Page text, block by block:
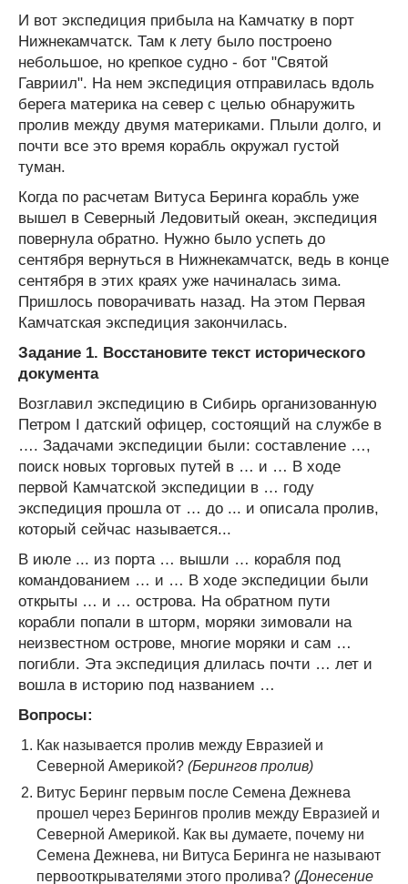
И вот экспедиция прибыла на Камчатку в порт
Нижнекамчатск. Там к лету было построено
небольшое, но крепкое судно - бот "Святой
Гавриил". На нем экспедиция отправилась вдоль
берега материка на север с целью обнаружить
пролив между двумя материками. Плыли долго, и
почти все это время корабль окружал густой
туман.
Когда по расчетам Витуса Беринга корабль уже
вышел в Северный Ледовитый океан, экспедиция
повернула обратно. Нужно было успеть до
сентября вернуться в Нижнекамчатск, ведь в конце
сентября в этих краях уже начиналась зима.
Пришлось поворачивать назад. На этом Первая
Камчатская экспедиция закончилась.
Задание 1. Восстановите текст исторического
документа
Возглавил экспедицию в Сибирь организованную
Петром I датский офицер, состоящий на службе в
…. Задачами экспедиции были: составление …,
поиск новых торговых путей в … и … В ходе
первой Камчатской экспедиции в … году
экспедиция прошла от … до ... и описала пролив,
который сейчас называется...
В июле ... из порта … вышли … корабля под
командованием … и … В ходе экспедиции были
открыты … и … острова. На обратном пути
корабли попали в шторм, моряки зимовали на
неизвестном острове, многие моряки и сам …
погибли. Эта экспедиция длилась почти … лет и
вошла в историю под названием …
Вопросы:
Как называется пролив между Евразией и
Северной Америкой? (Берингов пролив)
Витус Беринг первым после Семена Дежнева
прошел через Берингов пролив между Евразией и
Северной Америкой. Как вы думаете, почему ни
Семена Дежнева, ни Витуса Беринга не называют
первооткрывателями этого пролива? (Донесение